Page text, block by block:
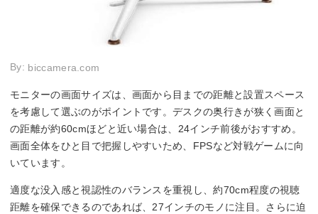
By: biccamera.com
モニターの画面サイズは、画面から目までの距離と設置スペース
を考慮して選ぶのがポイントです。デスクの奥行きが狭く画面と
の距離が約60cmほどと近い場合は、24インチ前後がおすすめ。
画面全体をひと目で把握しやすいため、FPSなど対戦ゲームに向
いています。
適度な没入感と視認性のバランスを重視し、約70cm程度の視聴
距離を確保できるのであれば、27インチのモノに注目。さらに迫